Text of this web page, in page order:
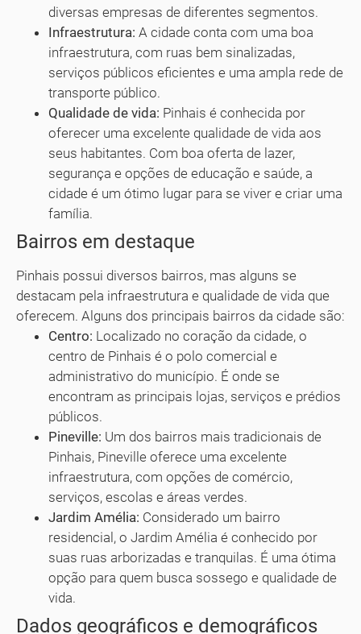
diversas empresas de diferentes segmentos.
Infraestrutura: A cidade conta com uma boa
infraestrutura, com ruas bem sinalizadas,
serviços públicos eficientes e uma ampla rede de
transporte público.
Qualidade de vida: Pinhais é conhecida por
oferecer uma excelente qualidade de vida aos
seus habitantes. Com boa oferta de lazer,
segurança e opções de educação e saúde, a
cidade é um ótimo lugar para se viver e criar uma
família.
Bairros em destaque
Pinhais possui diversos bairros, mas alguns se
destacam pela infraestrutura e qualidade de vida que
oferecem. Alguns dos principais bairros da cidade são:
Centro: Localizado no coração da cidade, o
centro de Pinhais é o polo comercial e
administrativo do município. É onde se
encontram as principais lojas, serviços e prédios
públicos.
Pineville: Um dos bairros mais tradicionais de
Pinhais, Pineville oferece uma excelente
infraestrutura, com opções de comércio,
serviços, escolas e áreas verdes.
Jardim Amélia: Considerado um bairro
residencial, o Jardim Amélia é conhecido por
suas ruas arborizadas e tranquilas. É uma ótima
opção para quem busca sossego e qualidade de
vida.
Dados geográficos e demográficos